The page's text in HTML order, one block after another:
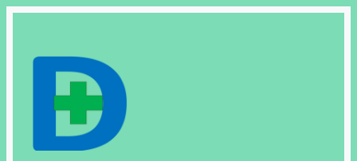
вмісту